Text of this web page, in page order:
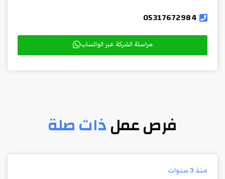
05317672984
مراسلة الشركة عبر الواتساب
فرص عملذات صلة
منذ 3 سنوات